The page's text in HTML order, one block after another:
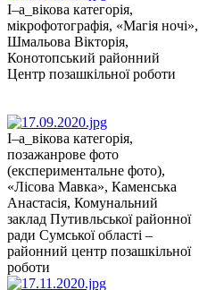
І–а_вікова категорія,
мікрофотографія, «Магія ночі»,
Шмальова Вікторія,
Конотопський районний
Центр позашкільної роботи
І–а_вікова категорія,
позажанрове фото
(експериментальне фото),
«Лісова Мавка», Каменська
Анастасія, Комунальний
заклад Путивльської районної
ради Сумської області –
районний центр позашкільної
роботи